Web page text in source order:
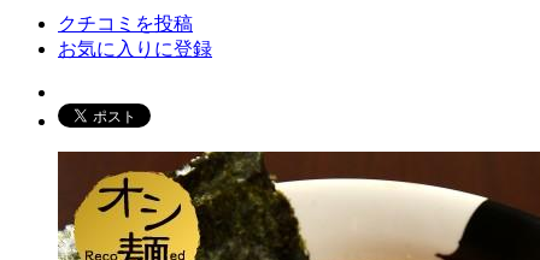
クチコミを投稿
お気に入りに登録